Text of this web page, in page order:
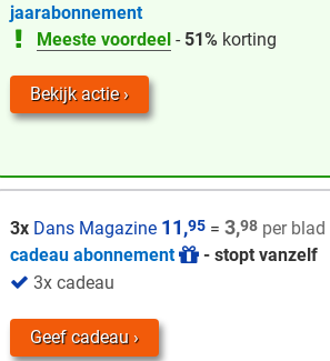
jaarabonnement
Meeste voordeel - 51% korting
Bekijk actie
3x Dans Magazine 11,95 = 3,98 per blad
cadeau abonnement
- stopt vanzelf
3x cadeau
Geef cadeau